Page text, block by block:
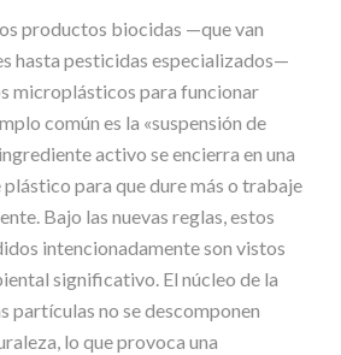
productos biocidas —que van
hasta pesticidas especializados—
microplásticos para funcionar
común es la «suspensión de
activo se encierra en una
para que dure más o trabaje
Bajo las nuevas reglas, estos
intencionadamente son vistos
significativo. El núcleo de la
partículas no se descomponen
lo que provoca una